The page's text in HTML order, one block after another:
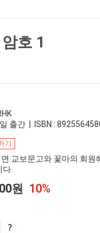
호 1
출간 | ISBN :
기
교보문고와 꽃마의 회원
.
원 10%